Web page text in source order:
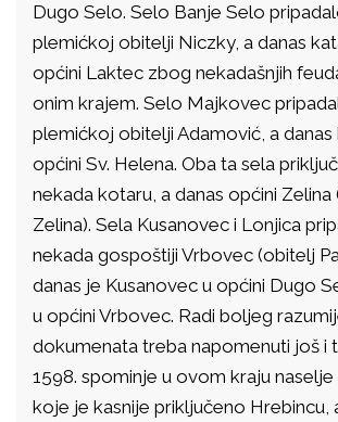
Dugo Selo. Selo Banje Selo
plemićkoj obitelji Niczky, a danas
općini Laktec zbog nekadašnjih
onim krajem. Selo Majkovec
plemićkoj obitelji Adamović, a
općini Sv. Helena. Oba ta sela
nekada kotaru, a danas općini Zelina
Zelina). Sela Kusanovec i Lonjica
nekada gospoštiji Vrbovec (obitelj
danas je Kusanovec u općini Dugo
u općini Vrbovec. Radi boljeg
dokumenata treba napomenuti još i
1598. spominje u ovom kraju
koje je kasnije priključeno Hrebincu,